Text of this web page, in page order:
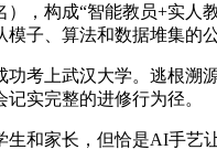
，构成“智能教员+实人
子、算法和数据堆集的公
上武汉大学。逃根溯源
实完整的进修行为径。
家长，但恰是AI手艺让